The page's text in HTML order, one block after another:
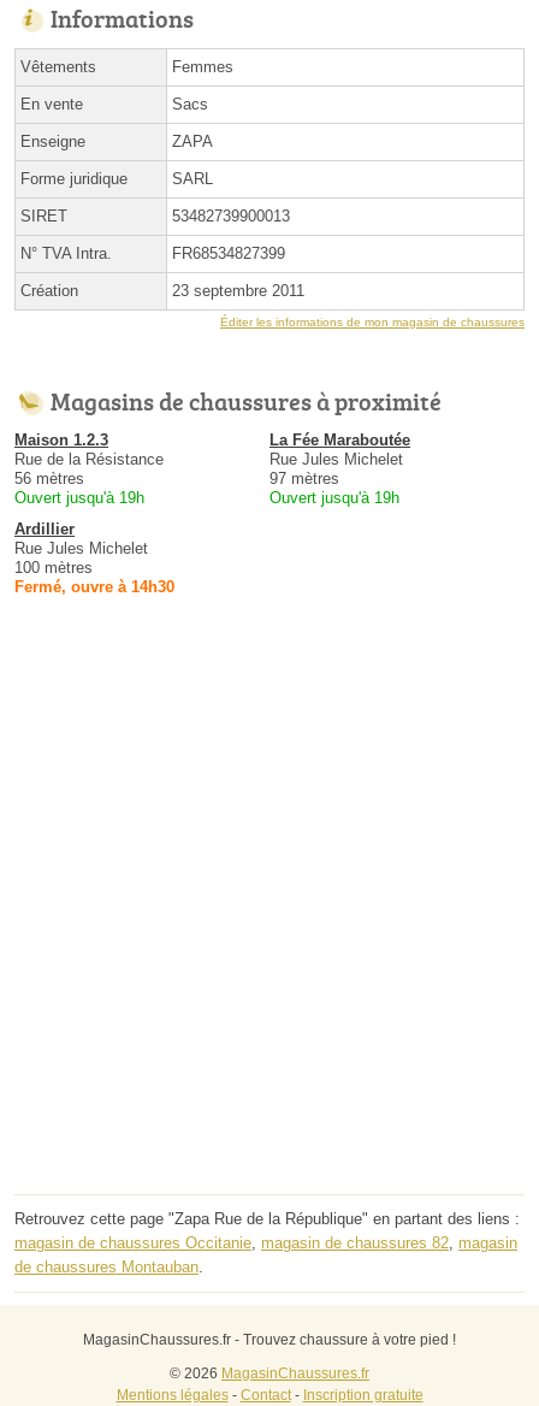
Informations
Vêtements Femmes
En vente Sacs
Enseigne ZAPA
Forme juridique SARL
SIRET 53482739900013
N° TVA Intra. FR68534827399
Création 23 septembre 2011
Éditer les informations de mon magasin de chaussures
Magasins de chaussures à proximité
Maison 1.2.3
Rue de la Résistance
56 mètres
Ouvert jusqu'à 19h
La Fée Maraboutée
Rue Jules Michelet
97 mètres
Ouvert jusqu'à 19h
Ardillier
Rue Jules Michelet
100 mètres
Fermé, ouvre à 14h30
Retrouvez cette page "Zapa Rue de la République" en partant des liens :
magasin de chaussures Occitanie, magasin de chaussures 82, magasin
de chaussures Montauban.
MagasinChaussures.fr - Trouvez chaussure à votre pied !
© 2026 MagasinChaussures.fr
Mentions légales- Contact- Inscription gratuite